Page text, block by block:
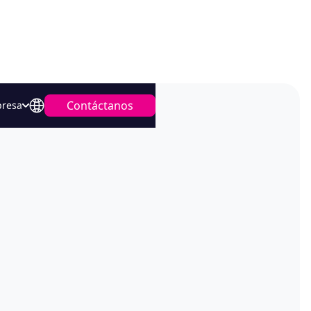
Contáctanos